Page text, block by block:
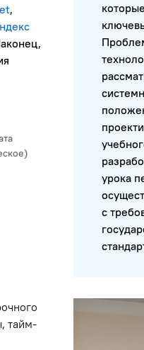
,
урока
с
тайм-